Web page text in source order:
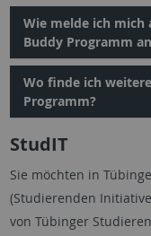
Wie melde ich
Buddy Programm
Wo finde ich
Programm?
StudIT
Sie möchten in
(Studierenden
von Tübinger